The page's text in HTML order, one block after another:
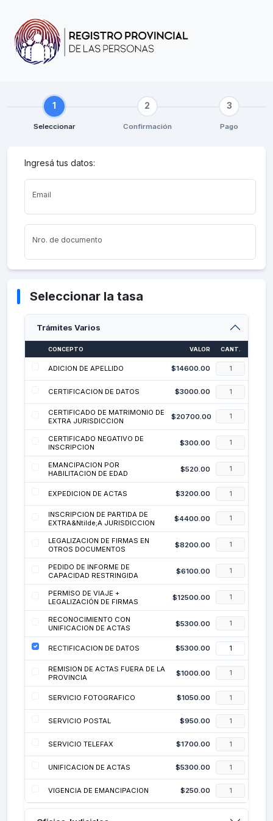
1
Seleccionar
2
Confirmación
3
Pago
Ingresá tus datos:
Email
Nro. de documento
Seleccionar la tasa
Trámites Varios
CONCEPTO VALOR CANT.
ADICION DE APELLIDO $14600.00
CERTIFICACION DE DATOS $3000.00
CERTIFICADO DE MATRIMONIO DE
EXTRA JURISDICCION
$20700.00
CERTIFICADO NEGATIVO DE
INSCRIPCION
$300.00
EMANCIPACION POR
HABILITACION DE EDAD
$520.00
EXPEDICION DE ACTAS $3200.00
INSCRIPCION DE PARTIDA DE
EXTRA&Ntilde;A JURISDICCION
$4400.00
LEGALIZACION DE FIRMAS EN
OTROS DOCUMENTOS
$8200.00
PEDIDO DE INFORME DE
CAPACIDAD RESTRINGIDA
$6100.00
PERMISO DE VIAJE +
LEGALIZACIÓN DE FIRMAS
$12500.00
RECONOCIMIENTO CON
UNIFICACION DE ACTAS
$5300.00
RECTIFICACION DE DATOS $5300.00
REMISION DE ACTAS FUERA DE LA
PROVINCIA
$1000.00
SERVICIO FOTOGRAFICO $1050.00
SERVICIO POSTAL $950.00
SERVICIO TELEFAX $1700.00
UNIFICACION DE ACTAS $5300.00
VIGENCIA DE EMANCIPACION $250.00